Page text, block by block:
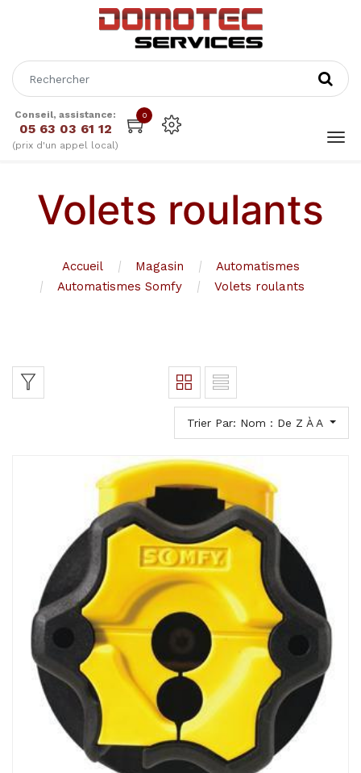
Conseil, assistance:
05 63 03 61 12
(prix d'un appel local)
0
Volets roulants
Accueil Magasin
Automatismes
Automatismes Somfy
Volets roulants
Trier Par: Nom : De Z À A